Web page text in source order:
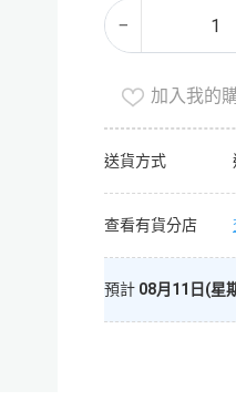
−
麻
辣
(冷
凍
數
量
Alternative:
加入我的
送貨方式
查看有貨分店
預計 08月11日(星